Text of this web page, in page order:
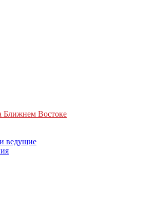
Ближнем Востоке
ведущие